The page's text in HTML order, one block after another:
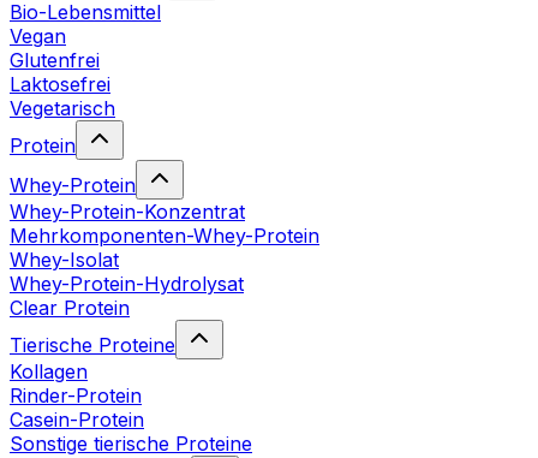
Bio-Lebensmittel
Vegan
Glutenfrei
Laktosefrei
Vegetarisch
Protein
Whey-Protein
Whey-Protein-Konzentrat
Mehrkomponenten-Whey-Protein
Whey-Isolat
Whey-Protein-Hydrolysat
Clear Protein
Tierische Proteine
Kollagen
Rinder-Protein
Casein-Protein
Sonstige tierische Proteine